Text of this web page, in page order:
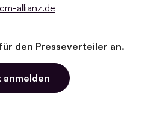
allianz.de
den Presseverteiler an.
anmelden